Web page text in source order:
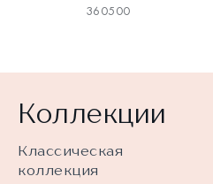
360500
Коллекции
Классическая
коллекция